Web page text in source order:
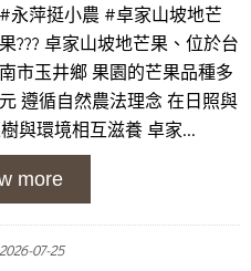
#永萍挺小農 #卓家山坡地芒
果??? 卓家山坡地芒果、位於台
南市玉井鄉 果園的芒果品種多
元 遵循自然農法理念 在日照與
與環境相互滋養 卓家...
2026-07-25